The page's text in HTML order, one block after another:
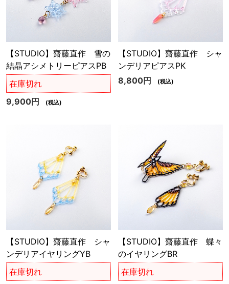
【STUDIO】齋藤直作 雪の
結晶アシメトリーピアスPB
在庫切れ
9,900円
(税込)
【STUDIO】齋藤直作 シャ
ンデリアピアスPK
8,800円
(税込)
【STUDIO】齋藤直作 シャ
ンデリアイヤリングYB
在庫切れ
【STUDIO】齋藤直作 蝶々
のイヤリングBR
在庫切れ